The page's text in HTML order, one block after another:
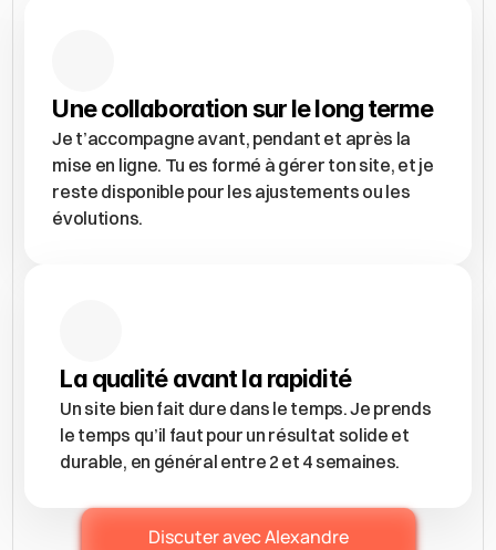
Une collaboration sur le long terme
Je t’accompagne avant, pendant et après la
mise en ligne. Tu es formé à gérer ton site, et je
reste disponible pour les ajustements ou les
évolutions.
La qualité avant la rapidité
Un site bien fait dure dans le temps. Je prends
le temps qu’il faut pour un résultat solide et
durable, en général entre 2 et 4 semaines.
Discuter avec Alexandre